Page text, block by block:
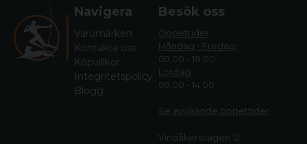
Navigera
Varumärken
Kontakta oss
Köpvillkor
Integritetspolicy
Blogg
Besök oss
Öppettider
Måndag - Fredag:
09.00 - 18.00
Lördag:
09.00 - 14.00
Se avvikande öppettider
Vindåkersvägen 12,